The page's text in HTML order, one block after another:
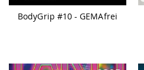
BodyGrip #10 - GEMAfrei